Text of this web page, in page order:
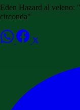
Eden Hazard al veleno:
circonda"